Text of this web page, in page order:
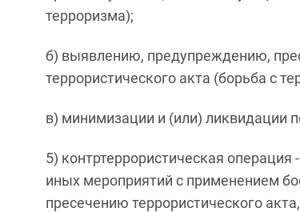
терроризма);
б) выявлению, предупреждению,
террористического акта (борьба с
в) минимизации и (или) ликвидации
5) контртеррористическая
иных мероприятий с применением
пресечению террористического